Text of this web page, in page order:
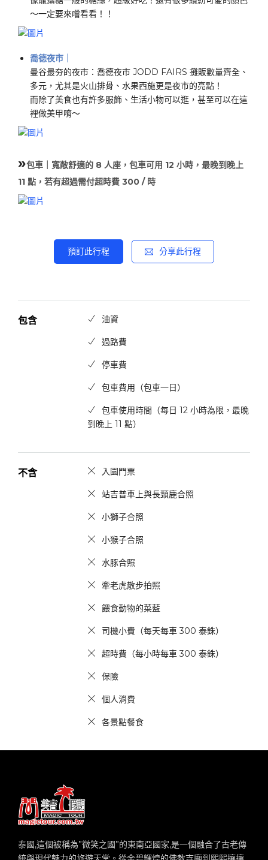
～一定要來嚐看看！！
喬德夜市｜
曼谷最夯的夜市：喬德夜市 JODD FAIRS 攤販數量齊全、
多元，尤其是火山排骨、水果西施更是夜市的亮點！
​而除了美食也有許多服飾、生活小物可以逛，甚至可以在這
裡做美甲唷～
»包車｜寬敞舒適的 8 人座 ，包車可用 12 小時，最晚到晚上
11 點，若有超過需付超時費 300 / 時
預訂此行程 分享此行程
包含 油資
過路費
停車費
包車費用（包車一日）
包車使用時間（每日 12 小時為限，最晚
到晚上 11 點）
不含 入園門票
站吉普車上與長頸鹿合照
小獅子合照
小猴子合照
水豚合照
牽老虎散步拍照
餵食動物的菜藍
司機小費（每天每車 300 泰銖）
超時費（每小時每車 300 泰銖）
保險
個人消費
各景點餐食
泰國,這個被稱為”微笑之國”的東南亞國家,是一個融合了古老傳